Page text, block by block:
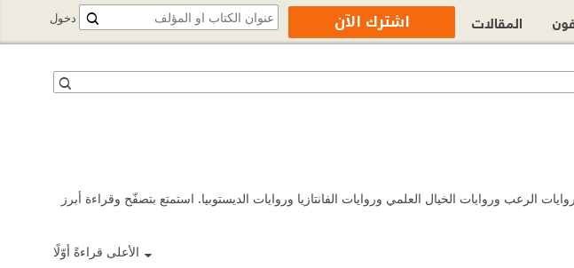
وروايات الخيال العلمي وروايات الفانتازيا وروايات الديستوبيا. استمتع بتصفّح وقراءة أبرز
الأعلى قراءةً أوّلًا
دخول المقالات اشترك الآن